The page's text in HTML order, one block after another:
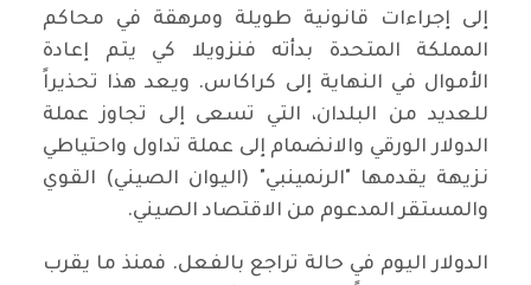
إلى إجراءات قانونية طويلة ومرهقة في محاكم
المملكة المتحدة بدأته فنزويلا كي يتم إعادة
الأموال في النهاية إلى كراكاس. ويعد هذا تحذيراً
للعديد من البلدان، التي تسعى إلى تجاوز عملة
الدولار الورقي والانضمام إلى عملة تداول واحتياطي
نزيهة يقدمها "الرنمينبي" (اليوان الصيني) القوي
والمستقر المدعوم من الاقتصاد الصيني.
الدولار اليوم في حالة تراجع بالفعل. فمنذ ما يقرب